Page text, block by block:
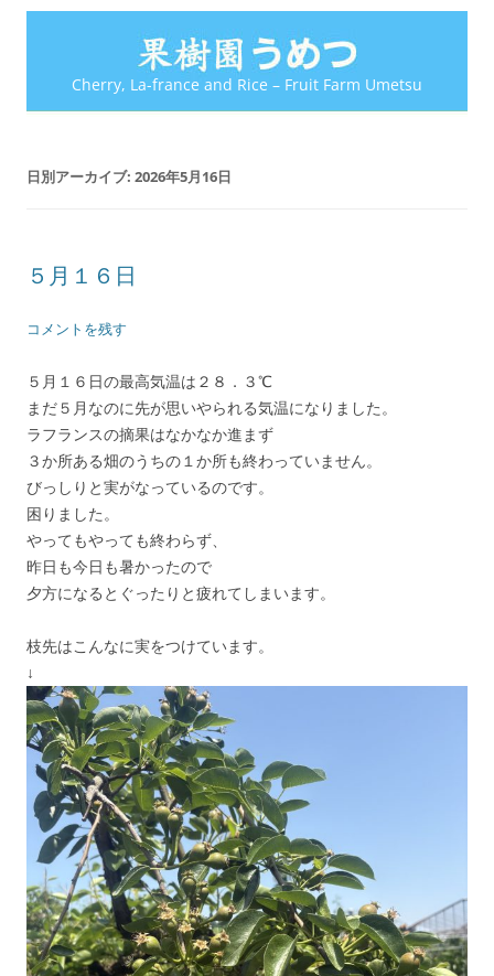
Cherry, La-france and Rice – Fruit Farm Umetsu
日別アーカイブ: 2026年5月16日
５月１６日
コメントを残す
５月１６日の最高気温は２８．３℃
まだ５月なのに先が思いやられる気温になりました。
ラフランスの摘果はなかなか進まず
３か所ある畑のうちの１か所も終わっていません。
びっしりと実がなっているのです。
困りました。
やってもやっても終わらず、
昨日も今日も暑かったので
夕方になるとぐったりと疲れてしまいます。
枝先はこんなに実をつけています。
↓